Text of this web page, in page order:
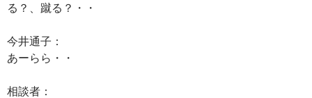
る？、蹴る？・・
今井通子：
あーらら・・
相談者：